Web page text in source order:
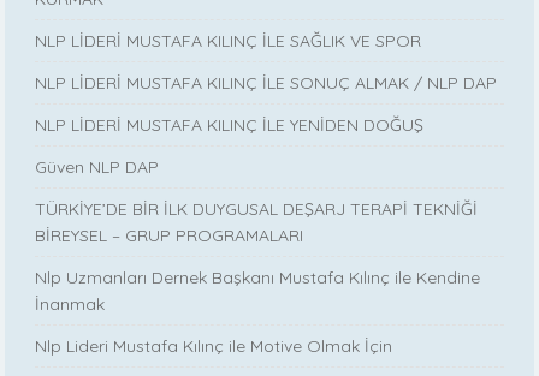
NLP LİDERİ MUSTAFA KILINÇ İLE SAĞLIK VE SPOR
NLP LİDERİ MUSTAFA KILINÇ İLE SONUÇ ALMAK / NLP DAP
NLP LİDERİ MUSTAFA KILINÇ İLE YENİDEN DOĞUŞ
Güven NLP DAP
TÜRKİYE’DE BİR İLK DUYGUSAL DEŞARJ TERAPİ TEKNİĞİ
BİREYSEL – GRUP PROGRAMALARI
Nlp Uzmanları Dernek Başkanı Mustafa Kılınç ile Kendine
İnanmak
Nlp Lideri Mustafa Kılınç ile Motive Olmak İçin